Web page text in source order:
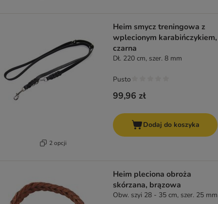
2 opcji
Heim smycz treningowa z
wplecionym karabińczykiem,
czarna
Dł. 220 cm, szer. 8 mm
99,96 zł
Pusto
Dodaj do koszyka
Heim pleciona obroża
skórzana, brązowa
Obw. szyi 28 - 35 cm, szer. 25 mm